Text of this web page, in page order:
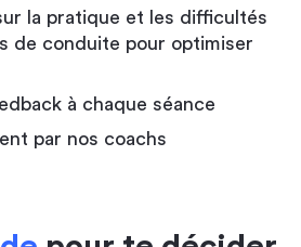
la pratique et les difficultés
de conduite pour optimiser
à chaque séance
par nos coachs